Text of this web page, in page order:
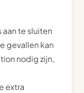
te sluiten
gevallen kan
nodig zijn,
extra